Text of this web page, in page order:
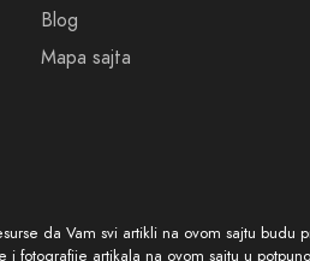
isplativoj čaroliji koju pružaju.
Blog
Mapa sajta
da Vam svi artikli na ovom sajtu budu
artikala na ovom sajtu u